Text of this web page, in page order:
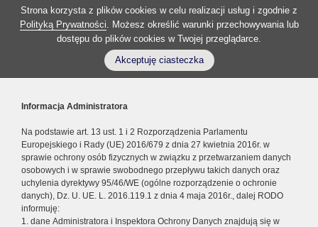
Strona korzysta z plików cookies w celu realizacji usług i zgodnie z
Polityką Prywatności. Możesz określić warunki przechowywania lub
dostępu do plików cookies w Twojej przeglądarce.
Akceptuję ciasteczka
Informacja Administratora
Na podstawie art. 13 ust. 1 i 2 Rozporządzenia Parlamentu
Europejskiego i Rady (UE) 2016/679 z dnia 27 kwietnia 2016r. w
sprawie ochrony osób fizycznych w związku z przetwarzaniem danych
osobowych i w sprawie swobodnego przepływu takich danych oraz
uchylenia dyrektywy 95/46/WE (ogólne rozporządzenie o ochronie
danych), Dz. U. UE. L. 2016.119.1 z dnia 4 maja 2016r., dalej RODO
informuję:
1. dane Administratora i Inspektora Ochrony Danych znajdują się w